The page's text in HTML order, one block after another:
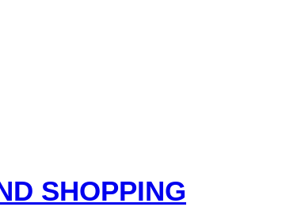
SHOPPING